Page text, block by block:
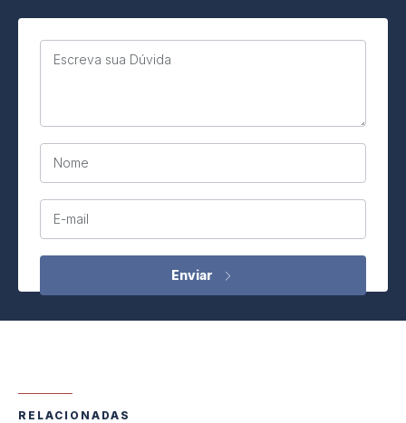
Escreva sua Dúvida
Nome
E-mail
RELACIONADAS